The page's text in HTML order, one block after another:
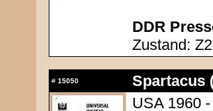
DDR
Zustand: Z2
# 15050
Spartacus
USA 1960